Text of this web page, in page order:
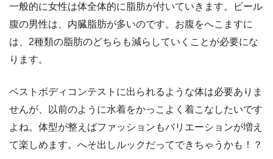
一般的に女性は体全体的に脂肪が付いていきます。ビール
腹の男性は、内臓脂肪が多いのです。お腹をへこますに
は、2種類の脂肪のどちらも減らしていくことが必要にな
ります。
ベストボディコンテストに出られるような体は必要ありま
せんが、以前のように水着をかっこよく着こなしたいです
よね。体型が整えばファッションもバリエーションが増え
て楽しめます。へそ出しルックだってできちゃうかも！？